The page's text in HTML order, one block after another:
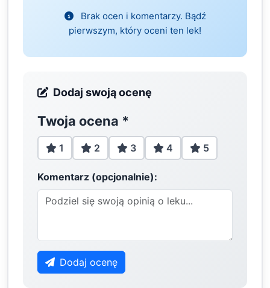
Brak ocen i komentarzy. Bądź
pierwszym, który oceni ten lek!
Dodaj swoją ocenę
Twoja ocena *
1 2 3 4 5
Komentarz (opcjonalnie):
Dodaj ocenę